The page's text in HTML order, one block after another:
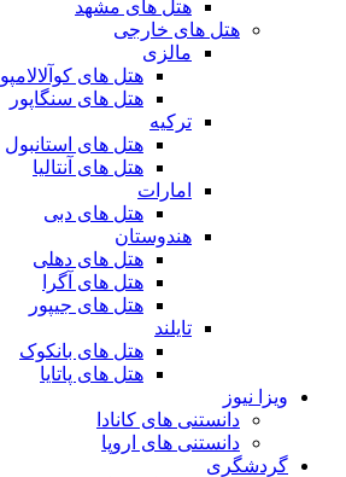
هتل های مشهد
هتل های خارجی
مالزی
هتل های کوآلالامپو
هتل های سنگاپور
ترکیه
هتل های استانبول
هتل های آنتالیا
امارات
هتل های دبی
هندوستان
هتل های دهلی
هتل های آگرا
هتل های جیپور
تایلند
هتل های بانکوک
هتل های پاتایا
ویزا نیوز
دانستنی های کانادا
دانستنی های اروپا
گردشگری